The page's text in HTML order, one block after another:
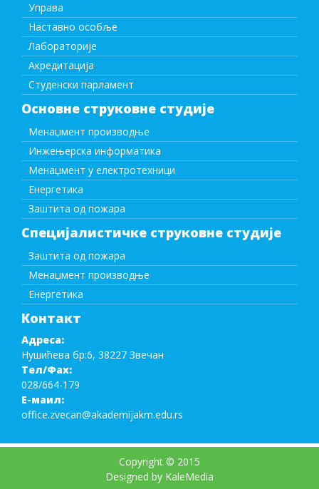
Управа
Наставно особље
Лабораторије
Акредитација
Студенски парламент
Основне струковне студије
Менаџмент производње
Инжењерска информатика
Менаџмент у електротехници
Енергетика
Заштита од пожара
Специјалистичке струковне студије
Заштита од пожара
Менаџмент производње
Енергетика
Контакт
Адреса:
Нушићева бр:6, 38227 Звечан
Тел/Фаx:
028/664-179
Е-маил:
office.zvecan@akademijakm.edu.rs
Copyright © 2015
Designed by KaleMedia